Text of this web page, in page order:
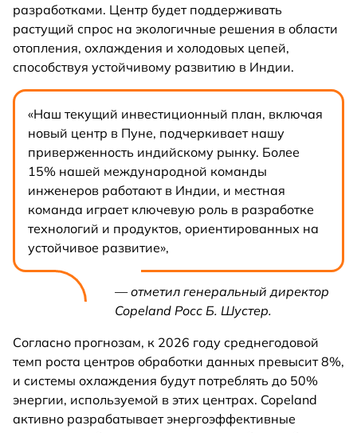
разработками. Центр будет поддерживать
растущий спрос на экологичные решения в области
отопления, охлаждения и холодовых цепей,
способствуя устойчивому развитию в Индии.
«Наш текущий инвестиционный план, включая
новый центр в Пуне, подчеркивает нашу
приверженность индийскому рынку. Более
15% нашей международной команды
инженеров работают в Индии, и местная
команда играет ключевую роль в разработке
технологий и продуктов, ориентированных на
устойчивое развитие»,
— отметил генеральный директор
Copeland Росс Б. Шустер.
Согласно прогнозам, к 2026 году среднегодовой
темп роста центров обработки данных превысит 8%,
и системы охлаждения будут потреблять до 50%
энергии, используемой в этих центрах. Copeland
активно разрабатывает энергоэффективные